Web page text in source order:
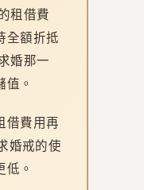
租借費
全額折抵
婚那一
。
借費用再
婚戒的使
。